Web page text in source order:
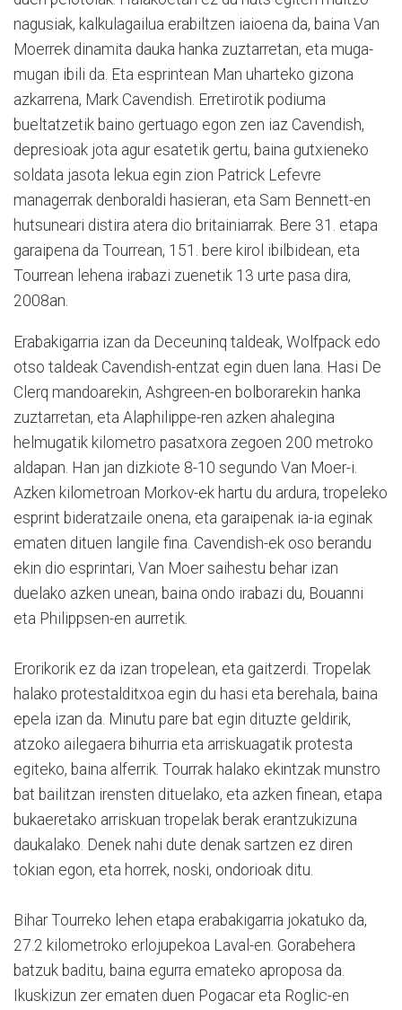
nagusiak, kalkulagailua erabiltzen iaioena da, baina Van
Moerrek dinamita dauka hanka zuztarretan, eta muga-
mugan ibili da. Eta esprintean Man uharteko gizona
azkarrena, Mark Cavendish. Erretirotik podiuma
bueltatzetik baino gertuago egon zen iaz Cavendish,
depresioak jota agur esatetik gertu, baina gutxieneko
soldata jasota lekua egin zion Patrick Lefevre
managerrak denboraldi hasieran, eta Sam Bennett-en
hutsuneari distira atera dio britainiarrak. Bere 31. etapa
garaipena da Tourrean, 151. bere kirol ibilbidean, eta
Tourrean lehena irabazi zuenetik 13 urte pasa dira,
2008an.
Erabakigarria izan da Deceuninq taldeak, Wolfpack edo
otso taldeak Cavendish-entzat egin duen lana. Hasi De
Clerq mandoarekin, Ashgreen-en bolborarekin hanka
zuztarretan, eta Alaphilippe-ren azken ahalegina
helmugatik kilometro pasatxora zegoen 200 metroko
aldapan. Han jan dizkiote 8-10 segundo Van Moer-i.
Azken kilometroan Morkov-ek hartu du ardura, tropeleko
esprint bideratzaile onena, eta garaipenak ia-ia eginak
ematen dituen langile fina. Cavendish-ek oso berandu
ekin dio esprintari, Van Moer saihestu behar izan
duelako azken unean, baina ondo irabazi du, Bouanni
eta Philippsen-en aurretik.
Erorikorik ez da izan tropelean, eta gaitzerdi. Tropelak
halako protestalditxoa egin du hasi eta berehala, baina
epela izan da. Minutu pare bat egin dituzte geldirik,
atzoko ailegaera bihurria eta arriskuagatik protesta
egiteko, baina alferrik. Tourrak halako ekintzak munstro
bat bailitzan irensten dituelako, eta azken finean, etapa
bukaeretako arriskuan tropelak berak erantzukizuna
daukalako. Denek nahi dute denak sartzen ez diren
tokian egon, eta horrek, noski, ondorioak ditu.
Bihar Tourreko lehen etapa erabakigarria jokatuko da,
27.2 kilometroko erlojupekoa Laval-en. Gorabehera
batzuk baditu, baina egurra emateko aproposa da.
Ikuskizun zer ematen duen Pogacar eta Roglic-en